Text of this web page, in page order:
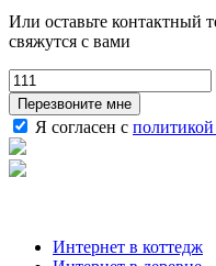
Или оставьте контактный
свяжутся с вами
Перезвоните мне
Я согласен с
Интернет в коттедж